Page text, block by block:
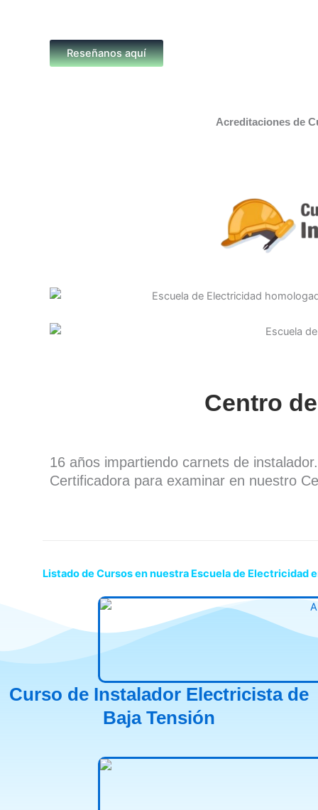
Reseñanos aquí
Acreditaciones de
Centro
16 años impartiendo carnets de
Certificadora para examinar en nuestro
Listado de Cursos en nuestra Escuela de Electricidad
Curso de Instalador Electricista de
Baja Tensión